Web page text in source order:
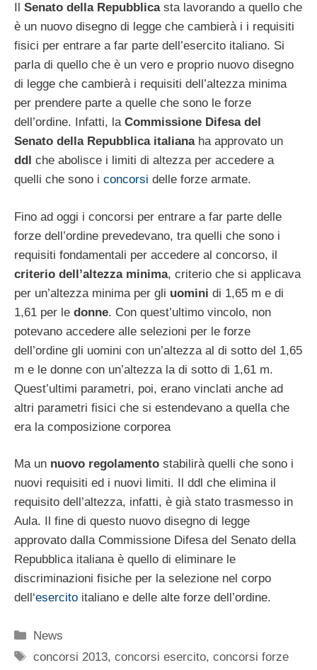
Senato della Repubblica sta lavorando a quello che
è un nuovo disegno di legge che cambierà i i requisiti
fisici per entrare a far parte dell’esercito italiano. Si
parla di quello che è un vero e proprio nuovo disegno
di legge che cambierà i requisiti dell’altezza minima
per prendere parte a quelle che sono le forze
dell’ordine. Infatti, la Commissione Difesa del
Senato della Repubblica italianaha approvato un
ddl che abolisce i limiti di altezza per accedere a
quelli che sono i concorsi delle forze armate.
Fino ad oggi i concorsi per entrare a far parte delle
forze dell’ordine prevedevano, tra quelli che sono i
requisiti fondamentali per accedere al concorso, il
criterio dell’altezza minima, criterio che si applicava
per un’altezza minima per gli uomini di 1,65 m e di
1,61 per le donne. Con quest’ultimo vincolo, non
potevano accedere alle selezioni per le forze
dell’ordine gli uomini con un’altezza al di sotto del 1,65
m e le donne con un’altezza la di sotto di 1,61 m.
Quest’ultimi parametri, poi, erano vinclati anche ad
altri parametri fisici che si estendevano a quella che
era la composizione corporea
Ma un nuovo regolamento stabilirà quelli che sono i
nuovi requisiti ed i nuovi limiti. Il ddl che elimina il
requisito dell’altezza, infatti, è già stato trasmesso in
Aula. Il fine di questo nuovo disegno di legge
approvato dalla Commissione Difesa del Senato della
Repubblica italiana è quello di eliminare le
discriminazioni fisiche per la selezione nel corpo
dell ‘esercito italiano e delle alte forze dell’ordine.
Categorie
News
Tag
concorsi 2013,concorsi esercito,concorsi forze